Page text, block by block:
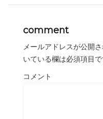
comment
メールアドレスが公開
いている欄は必須項目で
コメント